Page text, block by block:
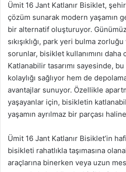
Ümit 16 Jant Katlanır Bisiklet,
çözüm sunarak modern yaşamın
bir alternatif oluşturuyor.
sıkışıklığı, park yeri bulma
sorunlar, bisiklet kullanımını
Katlanabilir tasarımı sayesinde,
kolaylığı sağlıyor hem de
avantajlar sunuyor. Özellikle
yaşayanlar için, bisikletin
yaşamın ayrılmaz bir parçası
Ümit 16 Jant Katlanır Bisiklet’in
bisikleti rahatlıkla taşımasına
araçlarına binerken veya uzun